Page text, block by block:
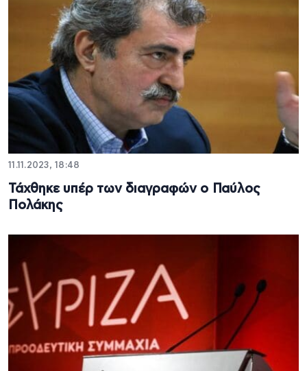
11.11.2023, 18:48
Τάχθηκε υπέρ των διαγραφών ο Παύλος
Πολάκης